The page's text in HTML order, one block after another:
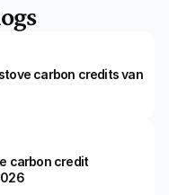
carbon credits van
carbon credit